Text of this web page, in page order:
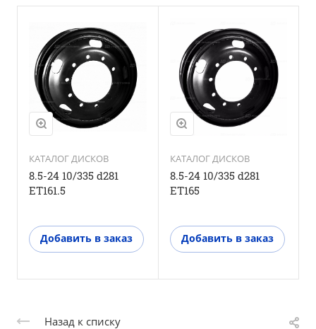
КАТАЛОГ ДИСКОВ
8.5-24 10/335 d281
ET161.5
Добавить в заказ
КАТАЛОГ ДИСКОВ
8.5-24 10/335 d281
ET165
Добавить в заказ
Назад к списку